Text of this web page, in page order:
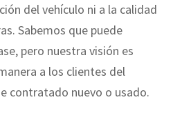
del vehículo ni a la calidad
Sabemos que puede
pero nuestra visión es
a los clientes del
contratado nuevo o usado.